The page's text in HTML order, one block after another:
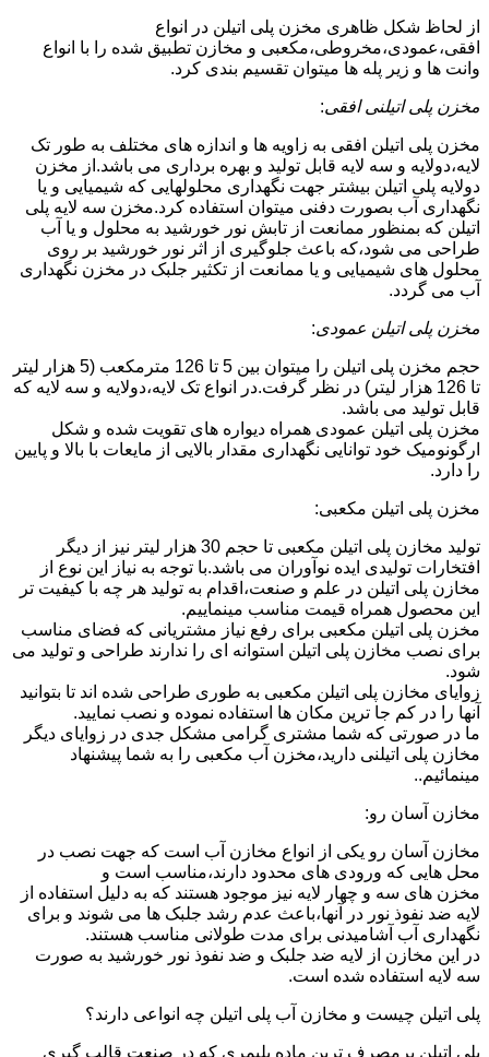
از لحاظ شکل ظاهری مخزن پلی اتیلن در انواع
افقی،عمودی،مخروطی،مکعبی و مخازن تطبیق شده را با انواع
وانت ها و زیر پله ها میتوان تقسیم بندی کرد.
مخزن پلی اتیلنی افقی:
مخزن پلی اتیلن افقی به زاویه ها و اندازه های مختلف به طور تک
لایه،دولایه و سه لایه قابل تولید و بهره برداری می باشد.از مخزن
دولایه پلی اتیلن بیشتر جهت نگهداری محلولهایی که شیمیایی و یا
نگهداری آب بصورت دفنی میتوان استفاده کرد.مخزن سه لایه پلی
اتیلن که بمنظور ممانعت از تابش نور خورشید به محلول و یا آب
طراحی می شود،که باعث جلوگیری از اثر نور خورشید بر روی
محلول های شیمیایی و یا ممانعت از تکثیر جلبک در مخزن نگهداری
آب می گردد.
مخزن پلی اتیلن عمودی:
حجم مخزن پلی اتیلن را میتوان بین 5 تا 126 مترمکعب (5 هزار لیتر
تا 126 هزار لیتر) در نظر گرفت.در انواع تک لایه،دولایه و سه لایه که
قابل تولید می باشد.
مخزن پلی اتیلن عمودی همراه دیواره های تقویت شده و شکل
ارگونومیک خود توانایی نگهداری مقدار بالایی از مایعات با بالا و پایین
را دارد.
مخزن پلی اتیلن مکعبی:
تولید مخازن پلی اتیلن مکعبی تا حجم 30 هزار لیتر نیز از دیگر
افتخارات تولیدی ایده نوآوران می باشد.با توجه به نیاز این نوع از
مخازن پلی اتیلن در علم و صنعت،اقدام به تولید هر چه با کیفیت تر
این محصول همراه قیمت مناسب مینماییم.
مخزن پلی اتیلن مکعبی برای رفع نیاز مشتریانی که فضای مناسب
برای نصب مخازن پلی اتیلن استوانه ای را ندارند طراحی و تولید می
شود.
زوایای مخازن پلی اتیلن مکعبی به طوری طراحی شده اند تا بتوانید
آنها را در کم جا ترین مکان ها استفاده نموده و نصب نمایید.
ما در صورتی که شما مشتری گرامی مشکل جدی در زوایای دیگر
مخازن پلی اتیلنی دارید،مخزن آب مکعبی را به شما پیشنهاد
مینمائیم..
مخازن آسان رو:
مخازن آسان رو یکی از انواع مخازن آب است که جهت نصب در
محل هایی که ورودی های محدود دارند،مناسب است و
مخزن های سه و چهار لایه نیز موجود هستند که به دلیل استفاده از
لایه ضد نفوذ نور در آنها،باعث عدم رشد جلبک ها می شوند و برای
نگهداری آب آشامیدنی برای مدت طولانی مناسب هستند.
در این مخازن از لایه ضد جلبک و ضد نفوذ نور خورشید به صورت
سه لایه استفاده شده است.
پلی اتیلن چیست و مخازن آب پلی اتیلن چه انواعی دارند؟
پلی اتیلن پرمصرف ترین ماده پلیمری که در صنعت قالب گیری